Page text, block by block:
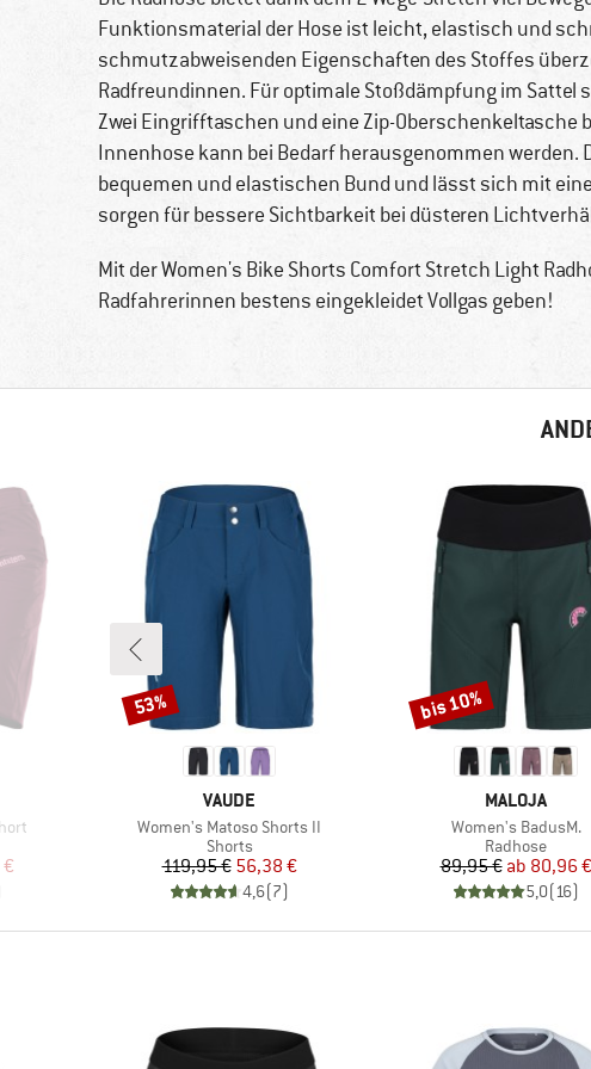
Funktionsmaterial der Hose ist leicht, elastisch und
schmutzabweisenden Eigenschaften des Stoffes
Radfreundinnen. Für optimale Stoßdämpfung im Sattel
Zwei Eingrifftaschen und eine Zip-Oberschenkeltasche
Innenhose kann bei Bedarf herausgenommen werden.
bequemen und elastischen Bund und lässt sich mit
sorgen für bessere Sichtbarkeit bei düsteren
Mit der Women's Bike Shorts Comfort Stretch Light
Radfahrerinnen bestens eingekleidet Vollgas geben!
Preis
MARKE
VAUDE
Artikel
Women's Matoso Shorts II
Produktgruppe
Shorts
Preis
119,95 €reduzierter Preis
56,38 €
4,6(7)
Rabatt
53%
MARKE
MALOJA
Artikel
Women's BadusM.
Produktgruppe
Radhose
Preis
89,95 € ab 80,96 €
5,0(16)
Rabatt
bis 10%